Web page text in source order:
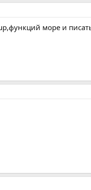
море и